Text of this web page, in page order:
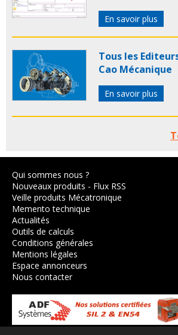
En savoir plus
Tous les
Cao Mécanique
En savoir plus
Qui sommes nous ?
Nouveaux produits - Flux RSS
Veille produits Mécatronique
Memento technique
Actualités
Outils de calculs
Conditions générales
Mentions légales
Espace annonceurs
Nous contacter